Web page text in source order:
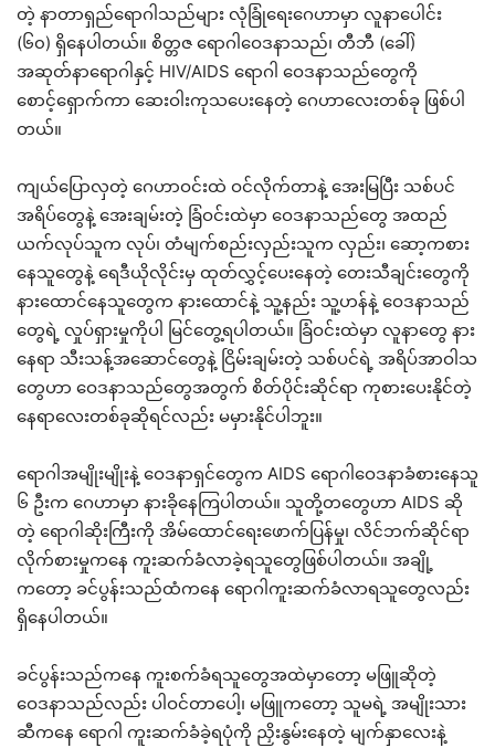
တဲ့ နာတာရှည်ရောဂါသည်များ လုံခြုံရေးဂေဟာမှာ လူနာပေါင်း
(၆၀) ရှိနေပါတယ်။ စိတ္တဇ ရောဂါဝေဒနာသည်၊ တီဘီ (ခေါ်)
အဆုတ်နာရောဂါနှင့် HIV/AIDS ရောဂါ ဝေဒနာသည်တွေကို
စောင့်ရှောက်ကာ ဆေးဝါးကုသပေးနေတဲ့ ဂေဟာလေးတစ်ခု ဖြစ်ပါ
တယ်။
ကျယ်ပြောလှတဲ့ ဂေဟာဝင်းထဲ ဝင်လိုက်တာနဲ့ အေးမြပြီး သစ်ပင်
အရိပ်တွေနဲ့ အေးချမ်းတဲ့ ခြံဝင်းထဲမှာ ဝေဒနာသည်တွေ အထည်
ယက်လုပ်သူက လုပ်၊ တံမျက်စည်းလှည်းသူက လှည်း၊ ဆော့ကစား
နေသူတွေနဲ့ ရေဒီယိုလိုင်းမှ ထုတ်လွှင့်ပေးနေတဲ့ တေးသီချင်းတွေကို
နားထောင်နေသူတွေက နားထောင်နဲ့ သူ့နည်း သူ့ဟန်နဲ့ ဝေဒနာသည်
တွေရဲ့ လှုပ်ရှားမှုကိုပါ မြင်တွေ့ရပါတယ်။ ခြံဝင်းထဲမှာ လူနာတွေ နား
နေရာ သီးသန့်အဆောင်တွေနဲ့ ငြိမ်းချမ်းတဲ့ သစ်ပင်ရဲ့ အရိပ်အာဝါသ
တွေဟာ ဝေဒနာသည်တွေအတွက် စိတ်ပိုင်းဆိုင်ရာ ကုစားပေးနိုင်တဲ့
နေရာလေးတစ်ခုဆိုရင်လည်း မမှားနိုင်ပါဘူး။
ရောဂါအမျိုးမျိုးနဲ့ ဝေဒနာရှင်တွေက AIDS ရောဂါဝေဒနာခံစားနေသူ
၆ ဦးက ဂေဟာမှာ နားခိုနေကြပါတယ်။ သူတို့တတွေဟာ AIDS ဆို
တဲ့ ရောဂါဆိုးကြီးကို အိမ်ထောင်ရေးဖောက်ပြန်မှု၊ လိင်ဘက်ဆိုင်ရာ
လိုက်စားမှုကနေ ကူးဆက်ခံလာခဲ့ရသူတွေဖြစ်ပါတယ်။ အချို့
ကတော့ ခင်ပွန်းသည်ထံကနေ ရောဂါကူးဆက်ခံလာရသူတွေလည်း
ရှိနေပါတယ်။
ခင်ပွန်းသည်ကနေ ကူးစက်ခံရသူတွေအထဲမှာတော့ မဖြူဆိုတဲ့
ဝေဒနာသည်လည်း ပါဝင်တာပေါ့၊ မဖြူကတော့ သူမရဲ့ အမျိုးသား
ဆီကနေ ရောဂါ ကူးဆက်ခံခဲ့ရပုံကို ညှိးနွမ်းနေတဲ့ မျက်နှာလေးနဲ့